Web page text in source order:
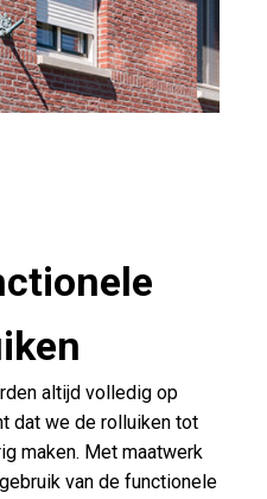
altijd volledig op
dat we de rolluiken tot
maken. Met maatwerk
van de functionele